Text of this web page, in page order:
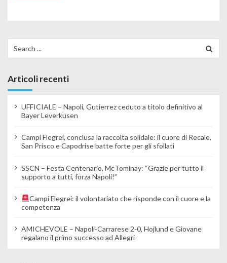
Articoli recenti
UFFICIALE – Napoli, Gutierrez ceduto a titolo definitivo al
Bayer Leverkusen
Campi Flegrei, conclusa la raccolta solidale: il cuore di Recale,
San Prisco e Capodrise batte forte per gli sfollati
SSCN – Festa Centenario, McTominay: “Grazie per tutto il
supporto a tutti, forza Napoli!”
Campi Flegrei: il volontariato che risponde con il cuore e la
competenza
AMICHEVOLE – Napoli-Carrarese 2-0, Hojlund e Giovane
regalano il primo successo ad Allegri